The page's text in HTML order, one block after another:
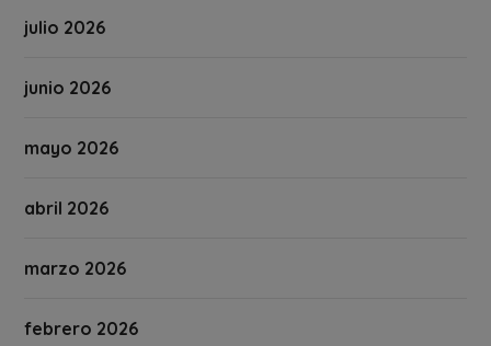
julio 2026
junio 2026
mayo 2026
abril 2026
marzo 2026
febrero 2026